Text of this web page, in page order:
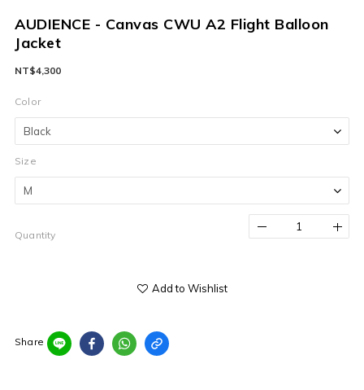
AUDIENCE - Canvas CWU A2 Flight Balloon
Jacket
NT$4,300
Color
Size
Quantity
Add to Wishlist
Share